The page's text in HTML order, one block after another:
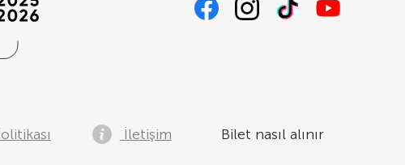
İletişim Bilet nasıl alınır